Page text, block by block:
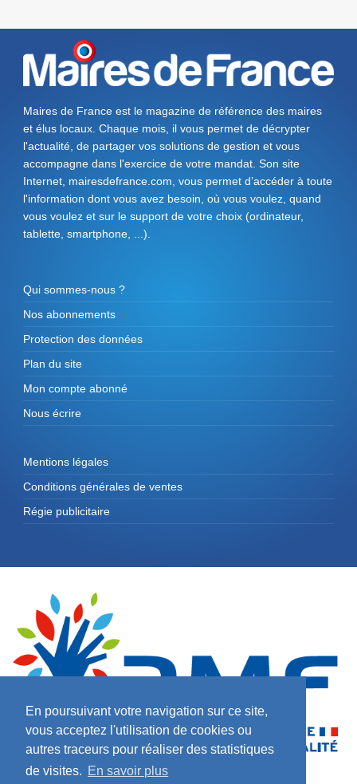
En poursuivant votre navigation sur ce site,
vous acceptez l'utilisation de cookies ou
autres traceurs pour réaliser des statistiques
de visites. En savoir plus
Maires de France est le magazine de référence des maires
et élus locaux. Chaque mois, il vous permet de décrypter
l'actualité, de partager vos solutions de gestion et vous
accompagne dans l'exercice de votre mandat. Son site
Internet, mairesdefrance.com, vous permet d’accéder à toute
l'information dont vous avez besoin, où vous voulez, quand
vous voulez et sur le support de votre choix (ordinateur,
tablette, smartphone, ...).
Qui sommes-nous ?
Nos abonnements
Protection des données
Plan du site
Mon compte abonné
Nous écrire
Mentions légales
Conditions générales de ventes
Régie publicitaire